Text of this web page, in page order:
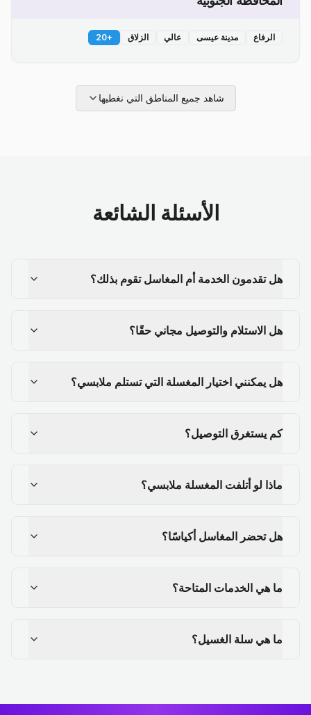
الرفاع مدينة عيسى عالي الزلاق +
20
شاهد جميع المناطق التي نغطيها
الأسئلة الشائعة
هل تقدمون الخدمة أم المغاسل تقوم بذلك؟
هل الاستلام والتوصيل مجاني حقًا؟
هل يمكنني اختيار المغسلة التي تستلم ملابسي؟
كم يستغرق التوصيل؟
ماذا لو أتلفت المغسلة ملابسي؟
هل تحضر المغاسل أكياسًا؟
ما هي الخدمات المتاحة؟
ما هي سلة الغسيل؟